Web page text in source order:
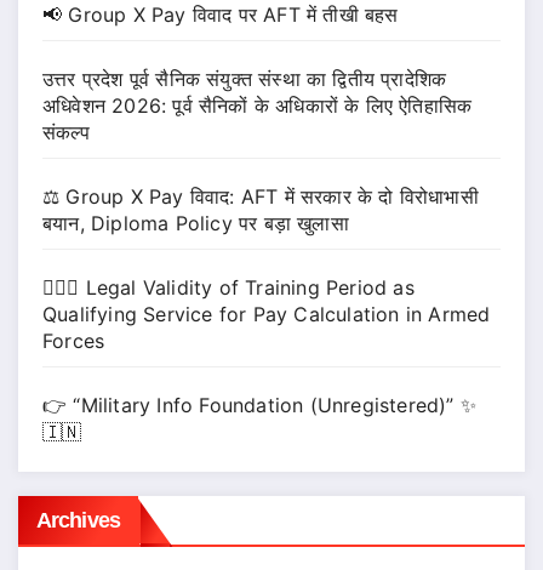
📢 Group X Pay विवाद पर AFT में तीखी बहस
उत्तर प्रदेश पूर्व सैनिक संयुक्त संस्था का द्वितीय प्रादेशिक
अधिवेशन 2026: पूर्व सैनिकों के अधिकारों के लिए ऐतिहासिक
संकल्प
⚖️ Group X Pay विवाद: AFT में सरकार के दो विरोधाभासी
बयान, Diploma Policy पर बड़ा खुलासा
🧑‍✈️⚖️ Legal Validity of Training Period as
Qualifying Service for Pay Calculation in Armed
Forces
👉 “Military Info Foundation (Unregistered)” ✨
🇮🇳
Archives